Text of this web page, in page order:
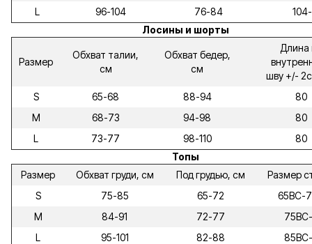
L 96-104 76-84
Лосины и шорты
Размер
Обхват талии,
см
Обхват бедер,
см
Длина
шву +/-
S
65-68 88-94
80
M
68-73 94-98
80
L
73-77 98-110
80
Топы
Размер
Обхват груди, см Под грудью, см
Размер
S
75-85 65-72
65ВС-
M
84-91 72-77
L
95-101 82-88